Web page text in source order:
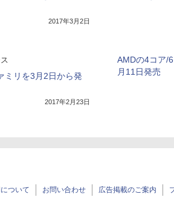
2017年3月2日
ミリを3月2日から発
2017年2月23日
AMDの4コア/
月11日発売
ついて お問い合わせ 広告掲載のご案内